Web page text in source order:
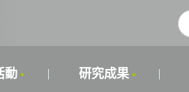
動 研究成果